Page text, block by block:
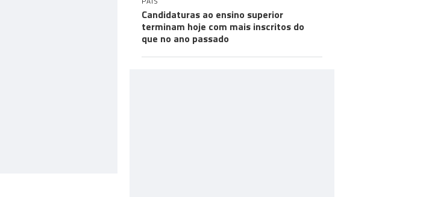
Candidaturas ao ensino superior
terminam hoje com mais inscritos do
que no ano passado